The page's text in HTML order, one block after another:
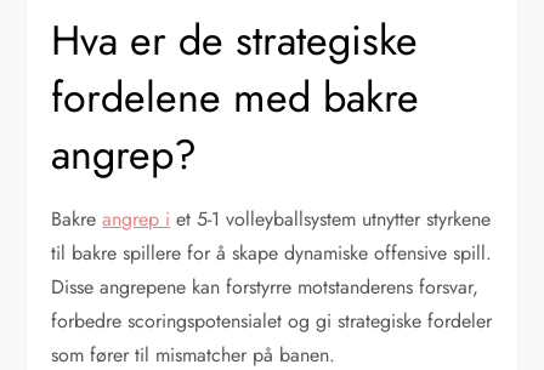
Hva er de strategiske
fordelene med bakre
angrep?
Bakreangrep i et 5-1 volleyballsystem utnytter styrkene
til bakre spillere for å skape dynamiske offensive spill.
Disse angrepene kan forstyrre motstanderens forsvar,
forbedre scoringspotensialet og gi strategiske fordeler
som fører til mismatcher på banen.